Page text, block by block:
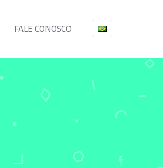
FALE CONOSCO